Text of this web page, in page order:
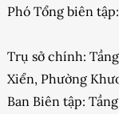
Phó Tổng biên tập:
Trụ sở chính: Tầng
Xiển, Phường
Ban Biên tập: